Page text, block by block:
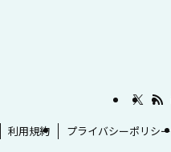
利用規約 プライバシーポリシー